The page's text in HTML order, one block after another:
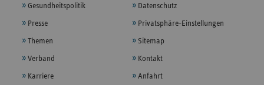
Gesundheitspolitik
Presse
Themen
Verband
Karriere
Datenschutz
Privatsphäre-Einstellungen
Sitemap
Kontakt
Anfahrt